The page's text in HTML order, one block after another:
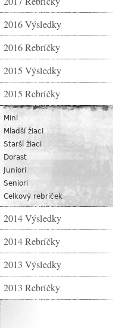
2016 Výsledky
2016 Rebríčky
2015 Výsledky
2015 Rebríčky
Mini
Mladší žiaci
Starší žiaci
Dorast
Juniori
Seniori
Celkový rebríček
2014 Výsledky
2014 Rebríčky
2013 Výsledky
2013 Rebríčky